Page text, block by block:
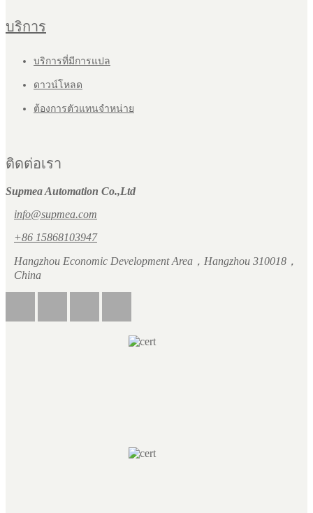
บริการ
บริการที่มีการแปล
ดาวน์โหลด
ต้องการตัวแทนจำหน่าย
ติดต่อเรา
Supmea Automation Co.,Ltd
info@supmea.com
+86 15868103947
Hangzhou Economic Development Area，Hangzhou 310018，
China